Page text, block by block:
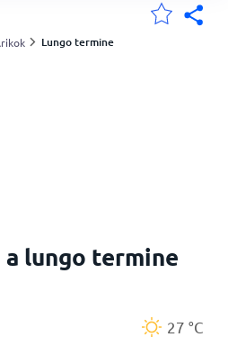
Lungo termine
lungo termine
27 °C